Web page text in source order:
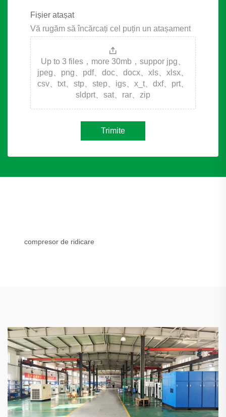
Fișier atașat
Vă rugăm să încărcați cel puțin un atașament
Up to 3 files，more 30mb，suppor jpg、
jpeg、png、pdf、doc、docx、xls、xlsx、
csv、txt、stp、step、igs、x_t、dxf、prt、
sldprt、sat、rar、zip
Trimite
compresor de ridicare